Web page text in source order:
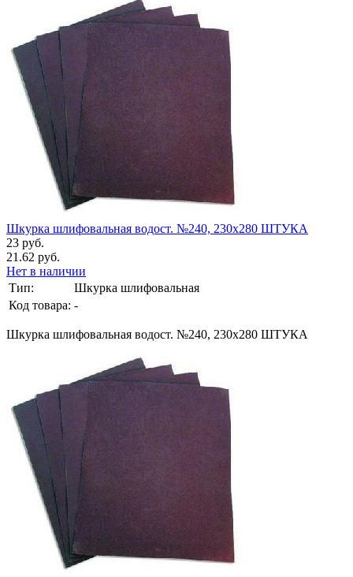
Шкурка шлифовальная водост. №240, 230х280 ШТУКА
23 руб.
21.62 руб.
Нет в наличии
Тип:
Шкурка шлифовальная
Код товара: -
Шкурка шлифовальная водост. №240, 230х280 ШТУКА